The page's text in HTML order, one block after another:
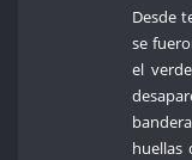
Desde
se
el
huellas